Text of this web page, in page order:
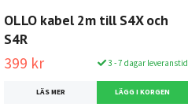
OLLO kabel 2m till S4X och
S4R
399 kr 3 - 7 dagar leveranstid
LÄS MER